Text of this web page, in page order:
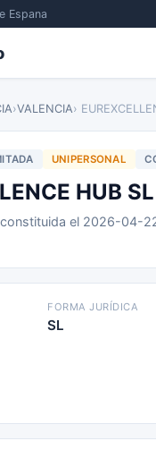
Espana
›VALENCIA›
UNIPERSONAL
HUB SL
el 2026-04-
FORMA JURÍDICA
SL